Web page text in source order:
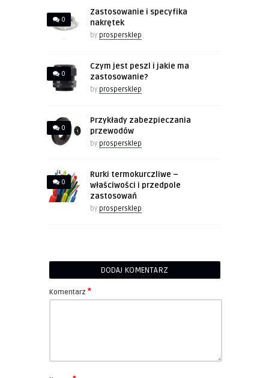
0
Zastosowanie i specyfika
nakrętek
by prospersklep
0
Czym jest peszl i jakie ma
zastosowanie?
by prospersklep
0
Przykłady zabezpieczania
przewodów
by prospersklep
0
Rurki termokurczliwe –
właściwości i przedpole
zastosowań
by prospersklep
DODAJ KOMENTARZ
Komentarz *